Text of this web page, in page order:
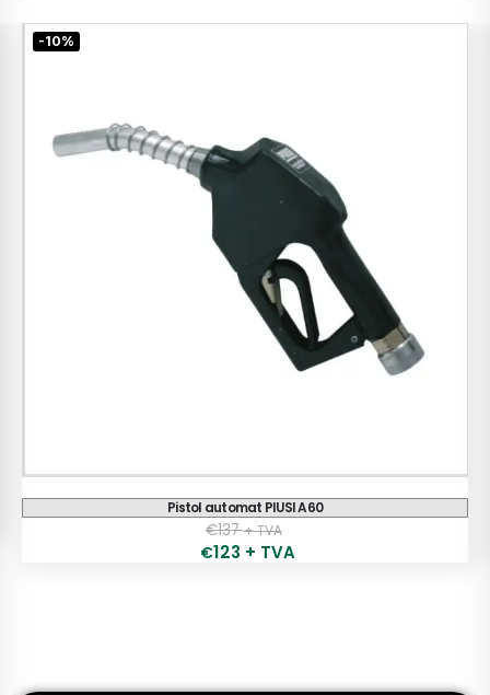
-10%
Contor PIUSI K33 - K44
€175 + TVA
€158 + TVA